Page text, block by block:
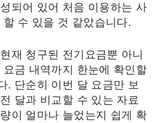
되어 있어 처음 이용하는 사
수 있을 것 같았습니다.
재 청구된 전기요금뿐 아니
금 내역까지 한눈에 확인할
. 단순히 이번 달 요금만 보
달과 비교할 수 있는 자료
이 얼마나 늘었는지 쉽게 확